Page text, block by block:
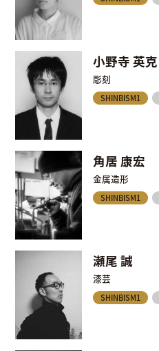
小野寺 英克
彫刻
SHINBISM1
角居 康宏
金属造形
SHINBISM1
瀬尾 誠
漆芸
SHINBISM1